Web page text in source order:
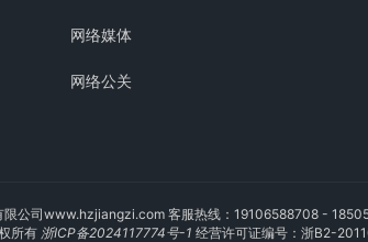
网络媒体
网络公关
公司www.hzjiangzi.com 客服热线：19106588708 -
所有 浙ICP备2024117774号-1 经营许可证编号：浙B2-